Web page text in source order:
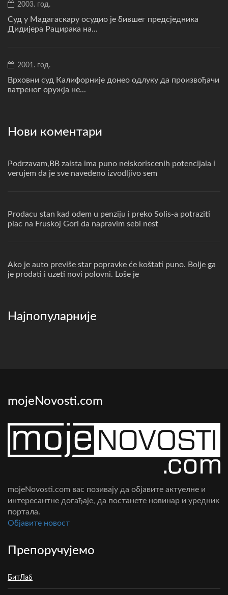
2003. год.
Суд у Мадагаскару осудио је бившег предсједника
Дидијера Рацирака на...
2001. год.
Врховни суд Калифорније донео одлуку да произвођачи
ватреног оружја не...
Нови коментари
Podrzavam,BB zaista ima puno neiskoriscenih potencijala i
verujem da je sve navedeno izvodljivo sem
Prodacu stan kad odem u penziju i preko Solis-a potraziti
plac na Fruskoj Gori da napravim sebi nest
Ako je auto previše star popravke će koštati puno. Bolje ga
je prodati i uzeti novi polovni. Loše je
Најпопуларније
mojeNovosti.com
mojeNovosti.com вас позивају да објавите актуелне и
интересантне догађаје, да постанете новинар и уредник
портала.
Oбјавите новост
Препоручујемо
БитЛаб